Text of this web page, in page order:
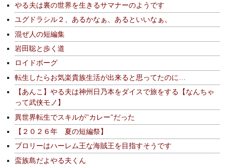
やる夫は裏の世界を生きるサマナーのようです
ユグドラシル２、あるかなぁ、あるといいなぁ。
混ぜ人の短編集
岩田聡と歩く道
ロイドボーグ
転生したらお気楽貴族生活が出来ると思ってたのに…
【あんこ】やる夫は神州日乃本をダイスで旅をする【なんちゃ
って武侠モノ】
異世界転生でスキルが"カレー"だった
【２０２６年 夏の短編祭】
ブロリーはハーレム王な海賊王を目指すそうです
蛮族島だよやる夫くん